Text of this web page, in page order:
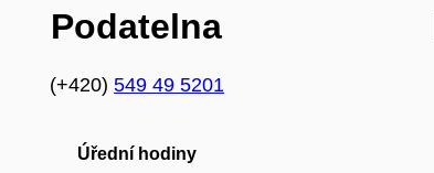
Podatelna
(+420) 549 49 5201
Úřední hodiny